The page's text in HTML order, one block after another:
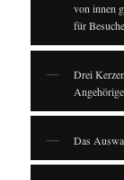
von innen
für
Drei
Das